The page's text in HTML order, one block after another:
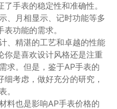
手表的稳定性和准确性。
、月相显示、记时功能等多
功能的需求。
、精湛的工艺和卓越的性能
你是喜欢设计风格还是注重
求。但是，鉴于AP手表的
考虑，做好充分的研究，
。
料也是影响AP手表价格的